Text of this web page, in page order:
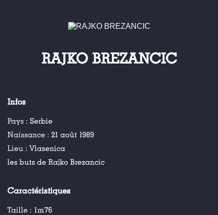
RAJKO BREZANCIC
Infos
Pays : Serbie
Naissance : 21 août 1989
Lieu : Vlasenica
les buts de Rajko Brezancic
Caractéristiques
Taille : 1m76